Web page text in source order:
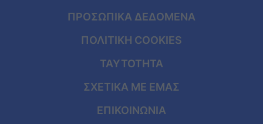
ΠΡΟΣΩΠΙΚΑ ΔΕΔΟΜΕΝΑ
ΠΟΛΙΤΙΚΗ COOKIES
ΤΑΥΤΟΤΗΤΑ
ΣΧΕΤΙΚΑ ΜΕ ΕΜΑΣ
ΕΠΙΚΟΙΝΩΝΙΑ